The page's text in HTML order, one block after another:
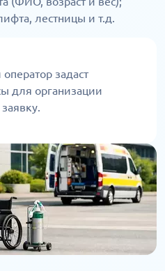
лестницы и т.д.
задаст
для организации